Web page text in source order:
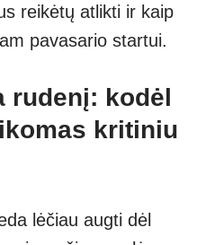
reikėtų atlikti ir kaip
pavasario startui.
rudenį: kodėl
kritiniu
lėčiau augti dėl